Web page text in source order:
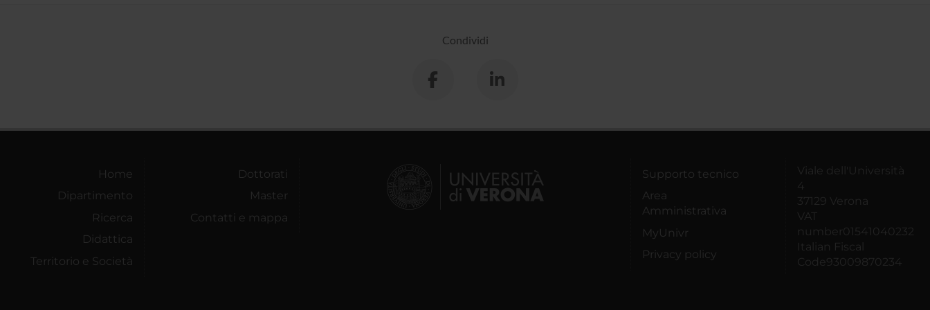
Condividi
Home
Dipartimento
Ricerca
Didattica
Territorio e Società
Dottorati
Master
Contatti e mappa
Supporto tecnico
Area
Amministrativa
MyUnivr
Privacy policy
Viale dell'Università
4
37129 Verona
VAT
number01541040232
Italian Fiscal
Code93009870234